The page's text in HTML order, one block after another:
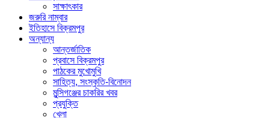
সাক্ষাৎকার
জরুরি নাম্বার
ইতিহাসে বিক্রমপুর
অন্যান্য
আন্তর্জাতিক
প্রবাসে বিক্রমপুর
পাঠকের মুখোমুখি
সাহিত্য, সংস্কৃতি-বিনোদন
মুন্সিগঞ্জের চাকরির খবর
প্রযুক্তি
খেলা